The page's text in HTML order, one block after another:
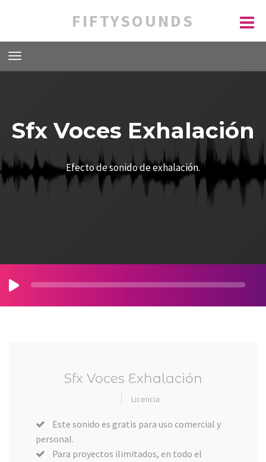
FIFTYSOUNDS
Sfx Voces Exhalación
Efecto de sonido de exhalación.
Sfx Voces Exhalación
Licencia
Este sonido es gratis para uso comercial y
personal.
Para proyectos ilimitados, en todo el